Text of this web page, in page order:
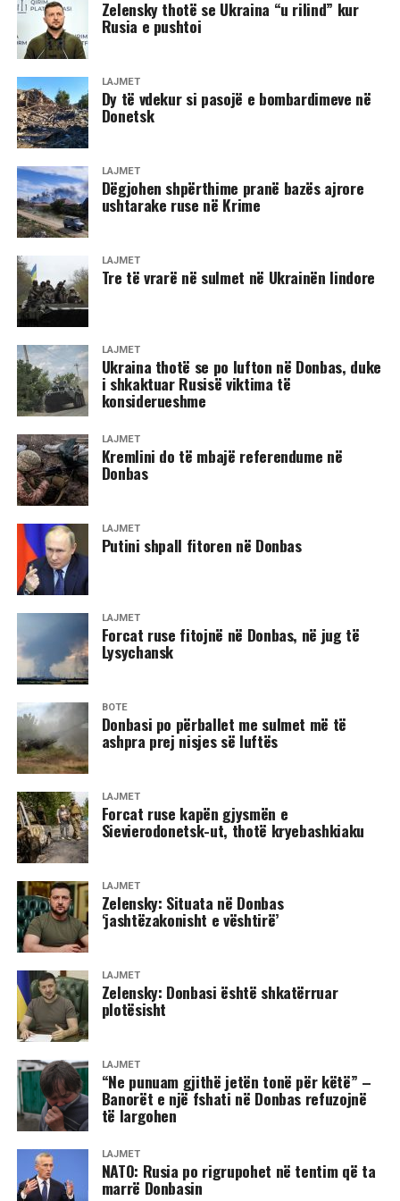
Zelensky thotë se Ukraina “u rilind” kur
Rusia e pushtoi
LAJMET
Dy të vdekur si pasojë e bombardimeve në
Donetsk
LAJMET
Dëgjohen shpërthime pranë bazës ajrore
ushtarake ruse në Krime
LAJMET
Tre të vrarë në sulmet në Ukrainën lindore
LAJMET
Ukraina thotë se po lufton në Donbas, duke
i shkaktuar Rusisë viktima të
konsiderueshme
LAJMET
Kremlini do të mbajë referendume në
Donbas
LAJMET
Putini shpall fitoren në Donbas
LAJMET
Forcat ruse fitojnë në Donbas, në jug të
Lysychansk
BOTË
Donbasi po përballet me sulmet më të
ashpra prej nisjes së luftës
LAJMET
Forcat ruse kapën gjysmën e
Sievierodonetsk-ut, thotë kryebashkiaku
LAJMET
Zelensky: Situata në Donbas
‘jashtëzakonisht e vështirë’
LAJMET
Zelensky: Donbasi është shkatërruar
plotësisht
LAJMET
“Ne punuam gjithë jetën tonë për këtë” –
Banorët e një fshati në Donbas refuzojnë
të largohen
LAJMET
NATO: Rusia po rigrupohet në tentim që ta
marrë Donbasin